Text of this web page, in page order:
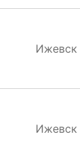
Ижевск
Ижевск